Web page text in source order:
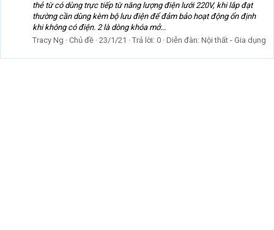
thẻ từ có dùng trực tiếp từ năng lượng điện lưới 220V, khi lắp đạt
thường cần dùng kèm bộ lưu điện để đảm bảo hoạt động ổn định
khi không có điện. 2 là dòng khóa mở...
Tracy Ng
Chủ đề 23/1/21 Trả lời: 0 Diễn đàn: Nội thất - Gia dụng